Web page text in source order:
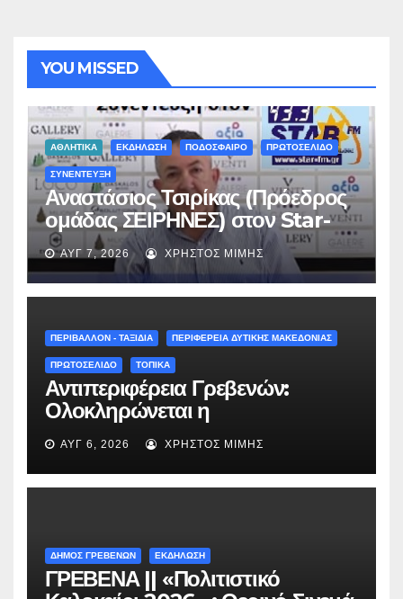
YOU MISSED
ΑΘΛΗΤΙΚΑ ΕΚΔΗΛΩΣΗ ΠΟΔΟΣΦΑΙΡΟ ΠΡΩΤΟΣΕΛΙΔΟ
ΣΥΝΕΝΤΕΥΞΗ
Αναστάσιος Τσιρίκας (Πρόεδρος
ομάδας ΣΕΙΡΗΝΕΣ) στον Star-
fm 93.3: «Το όνειρο έγινε
πραγματικότητα – Σας
περιμένουμε όλους το Σάββατο
(audio)
ΑΥΓ 7, 2026 ΧΡΉΣΤΟΣ ΜΊΜΗΣ
ΠΕΡΙΒΑΛΛΟΝ - ΤΑΞΙΔΙΑ ΠΕΡΙΦΕΡΕΙΑ ΔΥΤΙΚΗΣ ΜΑΚΕΔΟΝΙΑΣ
ΠΡΩΤΟΣΕΛΙΔΟ ΤΟΠΙΚΑ
Αντιπεριφέρεια Γρεβενών:
Ολοκληρώνεται η
ασφαλτόστρωση της οδού
Περιβόλι – Αβδέλλα
ΑΥΓ 6, 2026 ΧΡΉΣΤΟΣ ΜΊΜΗΣ
ΔΗΜΟΣ ΓΡΕΒΕΝΩΝ ΕΚΔΗΛΩΣΗ
ΓΡΕΒΕΝΑ || «Πολιτιστικό